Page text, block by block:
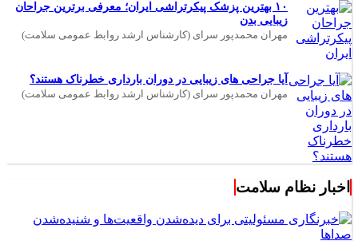
۱۰ بهترین پزشک پیکرتراشی ایران؛ معرفی برترین جراحان
زیبایی بدن
مهران محمدپور سرای (کارشناس ارشد روابط عمومی سلامت)
آیا جراحی های زیبایی در دوران بارداری خطرناک هستند؟
مهران محمدپور سرای (کارشناس ارشد روابط عمومی سلامت)
اخبار نظام سلامت